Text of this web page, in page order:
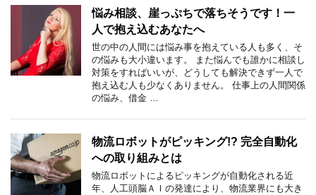
悩み相談、崖っぷちで落ちそうです！一
人で抱え込むあなたへ
世の中の人間には悩み事を抱えている人も多く、そ
の悩みも大小違います。 また悩んでも誰かに相談し
対策をすればいいが、どうしても解決できず一人で
抱え込む人も少なくありません。 仕事上の人間関係
の悩み、借金 …
物流ロボットがピッキング!? 完全自動化
への取り組みとは
物流ロボットによるピッキングが自動化される近
年、人工頭脳ＡＩの発達により、物流業界にも大き